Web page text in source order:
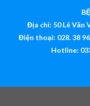
Địa chỉ: 50 Lê Văn
Điện thoại: 028. 38
Hotline: